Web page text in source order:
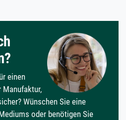
einen
Manufaktur,
Wünschen Sie eine
oder benötigen Sie